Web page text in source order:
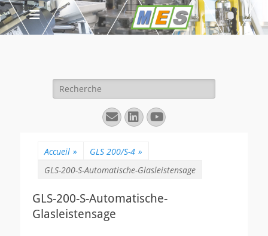
Rechercher :
E-
mail
Linkedin
YouTube
Accueil » GLS 200/S-4 »
GLS-200-S-Automatische-Glasleistensage
GLS-200-S-Automatische-
Glasleistensage